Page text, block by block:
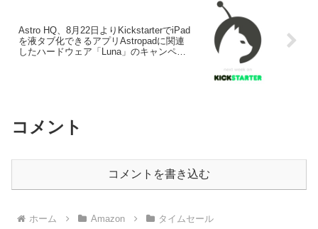
Astro HQ、8月22日よりKickstarterでiPad
を液タブ化できるアプリAstropadに関連
したハードウェア「Luna」のキャンペー
コメント
コメントを書き込む
ホーム Amazon タイムセール